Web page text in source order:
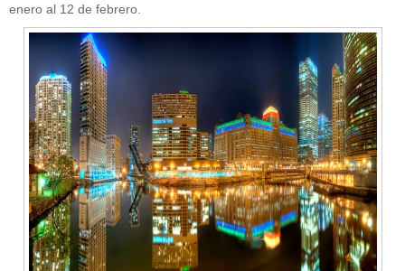
enero al 12 de febrero.